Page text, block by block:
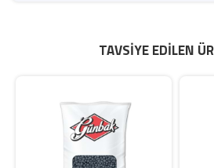
TAVSIYE EDILEN